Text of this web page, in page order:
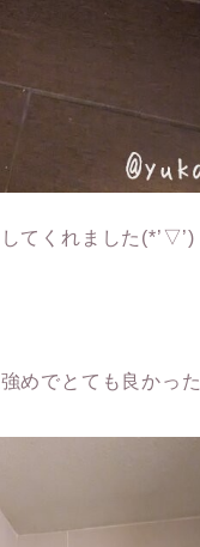
てくれました(*’▽’)
めでとても良かった